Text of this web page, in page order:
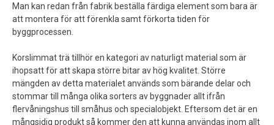
Man kan redan från fabrik beställa färdiga element som bara är
att montera för att förenkla samt förkorta tiden för
byggprocessen.
Korslimmat trä tillhör en kategori av naturligt material som är
ihopsatt för att skapa större bitar av hög kvalitet. Större
mängden av detta materialet används som bärande delar och
stommar till många olika sorters av byggnader allt ifrån
flervåningshus till småhus och specialobjekt. Eftersom det är en
mångsidig produkt så kommer den att kunna användas inom allt